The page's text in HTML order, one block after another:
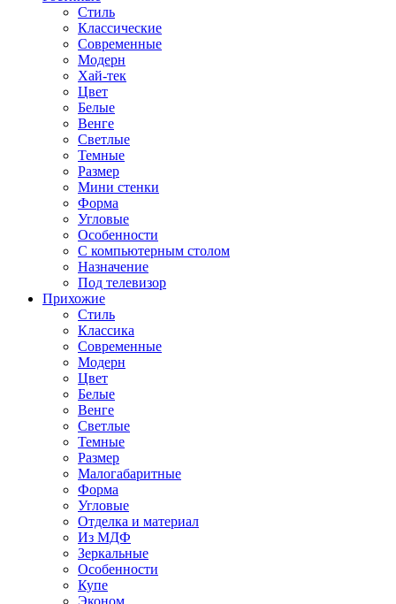
Стиль
Классические
Современные
Модерн
Хай-тек
Цвет
Белые
Венге
Светлые
Темные
Размер
Мини стенки
Форма
Угловые
Особенности
С компьютерным столом
Назначение
Под телевизор
Прихожие
Стиль
Классика
Современные
Модерн
Цвет
Белые
Венге
Светлые
Темные
Размер
Малогабаритные
Форма
Угловые
Отделка и материал
Из МДФ
Зеркальные
Особенности
Купе
Эконом